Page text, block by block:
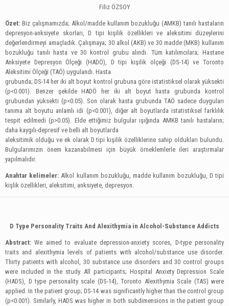
Filiz ÖZSOY
Özet: Biz çalışmamızda; Alkol/madde kullanım bozukluğu (AMKB) tanılı hastaların
depresyon-anksiyete skorları, D tipi kişilik özellikleri ve aleksitimi düzeylerini
değerlendirmeyi amaçladık. Çalışmaya; 30 alkol (AKB) ve 30 madde (MKB) kullanım
bozukluğu tanılı hasta ve 30 kontrol grubu alındı. Tüm katılımcılara; Hastane
Anksiyete Depresyon Ölçeği (HADÖ), D tipi kişilik ölçeği (DS-14) ve Toronto
Aleksitimi Ölçeği (TAÖ) uygulandı. Hasta
grubunda; DS-14 her iki alt boyut kontrol grubuna göre istatistiksel olarak yüksekti
(p<0.001). Benzer şekilde HADÖ her iki alt boyut hasta grubunda kontrol
grubundan yüksekti (p<0.05). Son olarak hasta grubunda TAÖ sadece duyguları
tanıma alt boyutu anlamlı idi (p<0.001), diğer alt boyutlarda istatistiksel farklılık
tespit edilmedi (p>0.05). Elde ettiğimiz bulgular ışığında AMKB tanılı hastaların;
daha kaygılı-depresif ve belli alt boyutlarda
aleksitimik olduğu ve ek olarak D tipi kişilik özelliklerine sahip oldukları bulundu.
Bulgularımızın önem kazanabilmesi için büyük örneklemlerle ileri araştırmalar
yapılmalıdır.
Anahtar kelimeler:Alkol kullanım bozukluğu, madde kullanım bozukluğu, D tipi
kişlik özellikleri, aleksitimi, anksiyete, depresyon.
D Type Personality Traits And Alexithymia in Alcohol-Substance Addicts
Abstract:We aimed to evaluate depression-anxiety scores, D-type personality
traits and alexithymia levels of patients with alcohol/substance use disorder.
Thirty patients with alcohol, 30 substance use disorders and 30 control groups
were included in the study. All participants; Hospital Anxiety Depression Scale
(HADS), D type personality scale (DS-14), Toronto Alexithymia Scale (TAS) were
applied. In the patient group; DS-14 was significantly higher than the control group
(p<0.001). Similarly, HADS was higher in both subdimensions in the patient group